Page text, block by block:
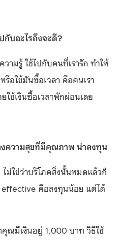
กับอะไรถึงจะดี?
ามรู้ ใช้ไปกับคนที่เรารัก ทำให้
อใช้มันซื้อเวลา คือคนเรา
ใช้เงินซื้อเวลาพักผ่อนเลย
งความสุขที่มีคุณภาพ น่าลงทุน
ม่ใช่ว่าบริโภคสิ่งนั้นหมดแล้วก็
คือลงทุนน้อย แต่ได้
ณมีเงินอยู่ 1,000 บาท วิธีใช้